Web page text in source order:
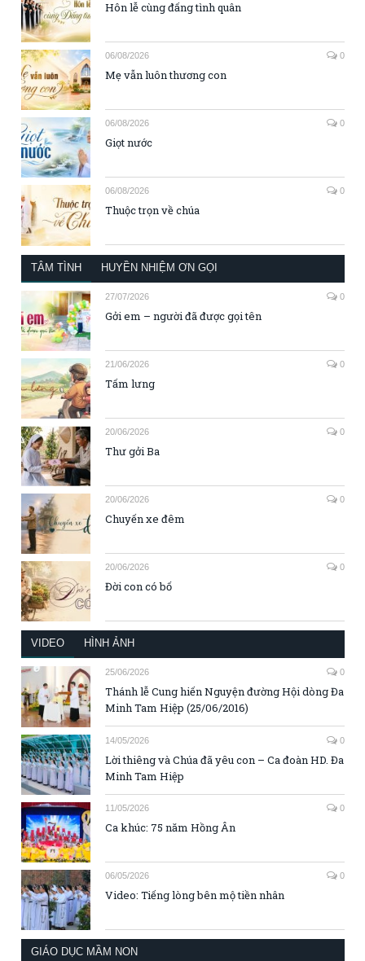
Hôn lễ cùng đấng tình quân
06/08/2026 0
Mẹ vẫn luôn thương con
06/08/2026 0
Giọt nước
06/08/2026 0
Thuộc trọn về chúa
TÂM TÌNH HUYỀN NHIỆM ƠN GỌI
27/07/2026 0
Gởi em – người đã được gọi tên
21/06/2026 0
Tấm lưng
20/06/2026 0
Thư gởi Ba
20/06/2026 0
Chuyến xe đêm
20/06/2026 0
Đời con có bố
VIDEO HÌNH ẢNH
25/06/2026 0
Thánh lễ Cung hiến Nguyện đường Hội dòng Đa
Minh Tam Hiệp (25/06/2016)
14/05/2026 0
Lời thiêng và Chúa đã yêu con – Ca đoàn HD. Đa
Minh Tam Hiệp
11/05/2026 0
Ca khúc: 75 năm Hồng Ân
06/05/2026 0
Video: Tiếng lòng bên mộ tiền nhân
GIÁO DỤC MẦM NON